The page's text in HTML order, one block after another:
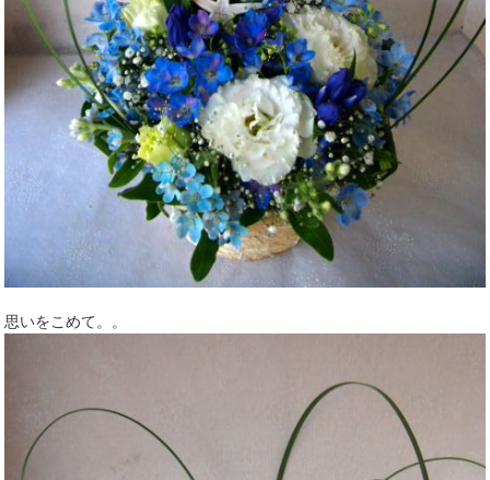
思いをこめて。。